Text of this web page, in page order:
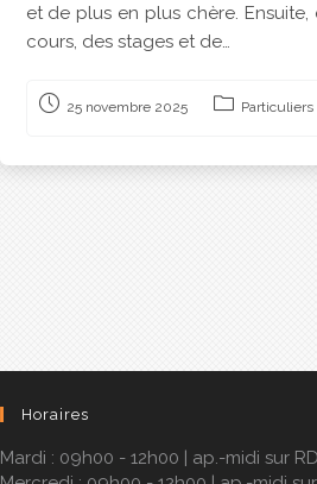
et de plus en plus chère. Ensuite,
cours, des stages et de…
25 novembre 2025 Particuliers
Horaires
Mardi : 09h00 - 12h00 | ap.-midi sur